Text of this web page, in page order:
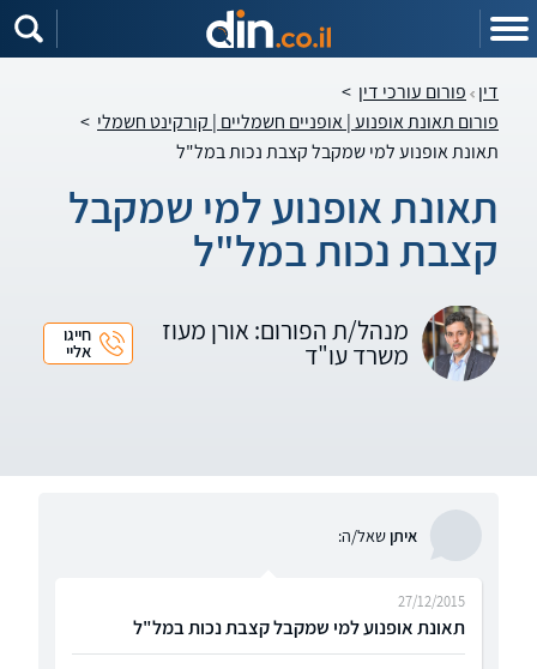
דין פורום עורכי דין >
פורום תאונת אופנוע | אופניים חשמליים | קורקינט חשמלי >
תאונת אופנוע למי שמקבל קצבת נכות במל"ל
תאונת אופנוע למי שמקבל
קצבת נכות במל"ל
מנהל/ת הפורום: אורן מעוז
משרד עו"ד
חייגו
אליי
איתןשאל/ה:
תאונת אופנוע למי שמקבל קצבת נכות במל"ל
27/12/2015